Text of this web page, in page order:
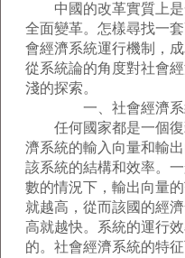
中國的改革實質上是
全面變革。怎樣尋找一
會經濟系統運行機制，
從系統論的角度對社會
淺的探索。
一、社會經濟系統
任何國家都是一個復
濟系統的輸入向量和輸
該系統的結構和效率。
數的情況下，輸出向量
就越高，從而該國的經
高就越快。系統的運行
的。社會經濟系統的特